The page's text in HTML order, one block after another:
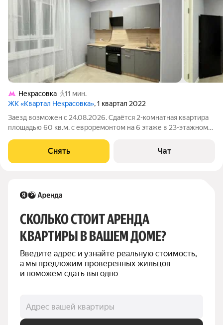
Некрасовка
11 мин.
ЖК «Квартал Некрасовка», 1 квартал 2022
Заезд возможен с 24.08.2026. Сдаётся 2-комнатная квартира
площадью 60 кв.м. с евроремонтом на 6 этаже в 23-этажном
Духовой шкаф Стиральная машина Холодильник Дом -
монолитный, окна выходят во
Снять Чат
СКОЛЬКО СТОИТ АРЕНДА
КВАРТИРЫ В ВАШЕМ ДОМЕ?
Введите адрес и узнайте реальную стоимость,
а мы предложим проверенных жильцов
и поможем сдать выгодно
Адрес вашей квартиры